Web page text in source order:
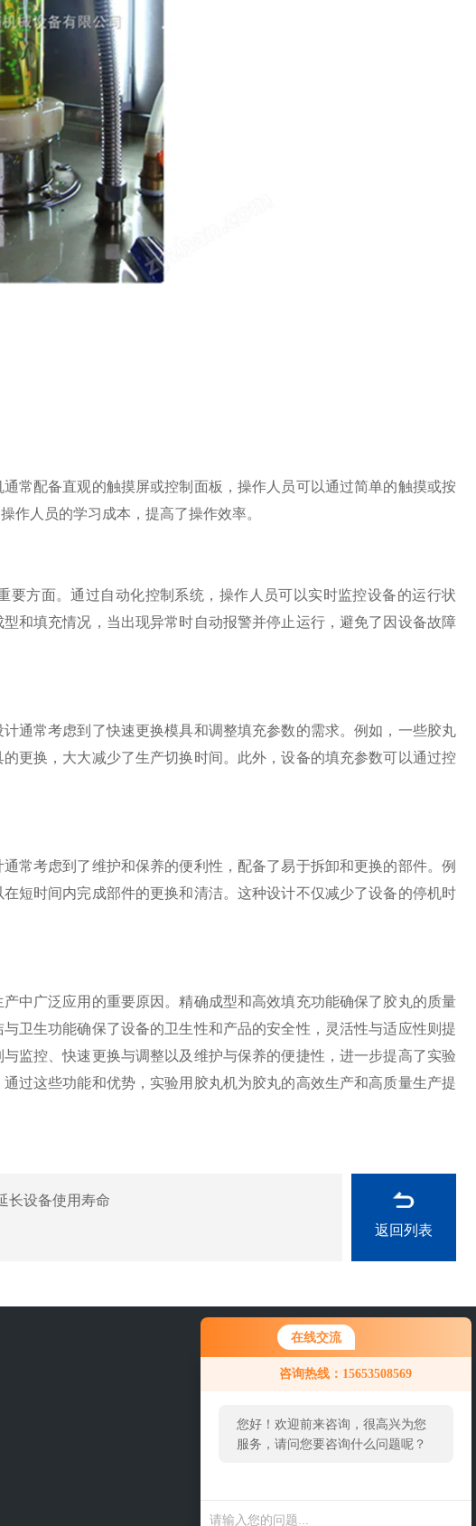
在线交流
咨询热线：15653508569
您好！欢迎前来咨询，很高兴为您
服务，请问您要咨询什么问题呢？
配备直观的触摸屏或控制面板，操作人员可以通过简单的触摸或按
作人员的学习成本，提高了操作效率。
方面。通过自动化控制系统，操作人员可以实时监控设备的运行状
和填充情况，当出现异常时自动报警并停止运行，避免了因设备故障
常考虑到了快速更换模具和调整填充参数的需求。例如，一些胶丸
更换，大大减少了生产切换时间。此外，设备的填充参数可以通过控
考虑到了维护和保养的便利性，配备了易于拆卸和更换的部件。例
短时间内完成部件的更换和清洁。这种设计不仅减少了设备的停机时
广泛应用的重要原因。精确成型和高效填充功能确保了胶丸的质量
卫生功能确保了设备的卫生性和产品的安全性，灵活性与适应性则提
监控、快速更换与调整以及维护与保养的便捷性，进一步提高了实验
过这些功能和优势，实验用胶丸机为胶丸的高效生产和高质量生产提
长设备使用寿命
返回列表
15653508569